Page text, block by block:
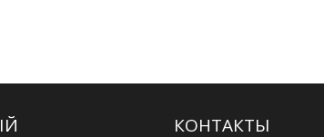
КОНТАКТЫ